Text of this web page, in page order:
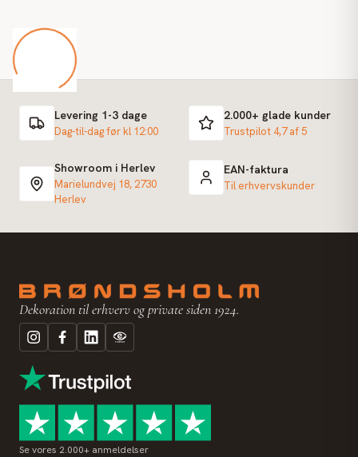
Levering 1-3 dage
Dag-til-dag før kl 12:00
2.000+ glade kunder
Trustpilot 4,7 af 5
Showroom i Herlev
Marielundvej 18, 2730
Herlev
EAN-faktura
Til erhvervskunder
Dekoration til erhverv og private siden 1924.
Se vores 2.000+ anmeldelser